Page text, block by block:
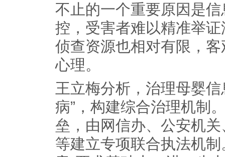
不止的一个重要原因是
控，受害者难以精准举
侦查资源也相对有限，
心理。
王立梅分析，治理母婴
病”，构建综合治理机制
垒，由网信办、公安机
等建立专项联合执法机